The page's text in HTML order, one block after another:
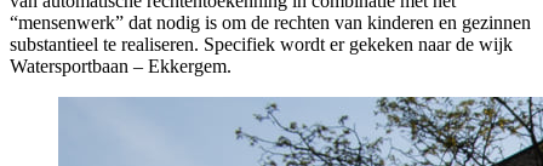
“mensenwerk” dat nodig is om de rechten van kinderen en gezinnen
substantieel te realiseren. Specifiek wordt er gekeken naar de wijk
Watersportbaan – Ekkergem.